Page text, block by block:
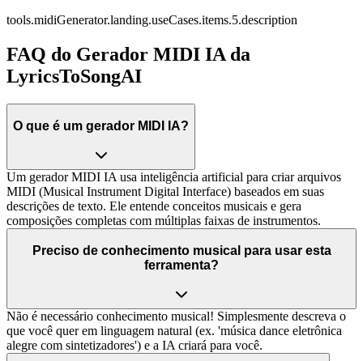
tools.midiGenerator.landing.useCases.items.5.description
FAQ do Gerador MIDI IA da
LyricsToSongAI
O que é um gerador MIDI IA?
Um gerador MIDI IA usa inteligência artificial para criar arquivos
MIDI (Musical Instrument Digital Interface) baseados em suas
descrições de texto. Ele entende conceitos musicais e gera
composições completas com múltiplas faixas de instrumentos.
Preciso de conhecimento musical para usar esta
ferramenta?
Não é necessário conhecimento musical! Simplesmente descreva o
que você quer em linguagem natural (ex. 'música dance eletrônica
alegre com sintetizadores') e a IA criará para você.